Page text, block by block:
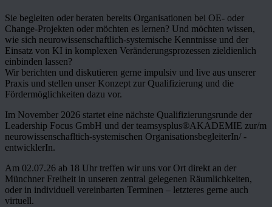
Sie begleiten oder beraten bereits Organisationen bei OE- oder
Change-Projekten oder möchten es lernen? Und möchten wissen,
wie sich neurowissenschaftlich-systemische Kenntnisse und der
Einsatz von KI in komplexen Veränderungsprozessen zieldienlich
einbinden lassen?
Wir berichten und diskutieren gerne impulsiv und live aus unserer
Praxis und stellen unser Konzept zur Qualifizierung und die
Fördermöglichkeiten dazu vor.
Im November 2026 startet eine nächste Qualifizierungsrunde der
Leadership Focus GmbH und der teamsysplus®AKADEMIE zur/m
neurowissenschafltich-systemischen OrganisationsbegleiterIn/ -
entwicklerIn.
Am 02.07.26 ab 18 Uhr treffen wir uns vor Ort direkt an der
Münchner Freiheit in unseren zentral gelegenen Räumlichkeiten,
oder in individuell vereinbarten Terminen – letzteres gerne auch
virtuell.